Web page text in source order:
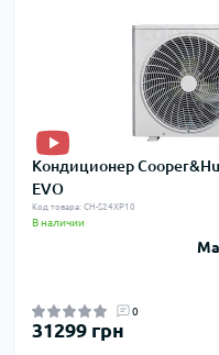
Кондиционер
EVO
Код товара: CH-S24XP10
В наличии
0
31299 грн